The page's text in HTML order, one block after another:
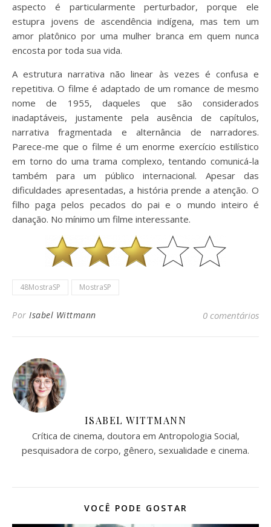
aspecto é particularmente perturbador, porque ele
estupra jovens de ascendência indígena, mas tem um
amor platônico por uma mulher branca em quem nunca
encosta por toda sua vida.
A estrutura narrativa não linear às vezes é confusa e
repetitiva. O filme é adaptado de um romance de mesmo
nome de 1955, daqueles que são considerados
inadaptáveis, justamente pela ausência de capítulos,
narrativa fragmentada e alternância de narradores.
Parece-me que o filme é um enorme exercício estilístico
em torno do uma trama complexo, tentando comunicá-la
também para um público internacional. Apesar das
dificuldades apresentadas, a história prende a atenção. O
filho paga pelos pecados do pai e o mundo inteiro é
danação. No mínimo um filme interessante.
48MostraSP MostraSP
Por Isabel Wittmann 0 comentários
ISABEL WITTMANN
Crítica de cinema, doutora em Antropologia Social,
pesquisadora de corpo, gênero, sexualidade e cinema.
VOCÊ PODE GOSTAR